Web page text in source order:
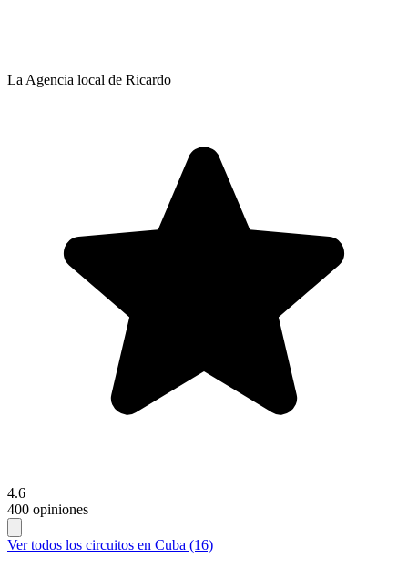
La Agencia local de Ricardo
4.6
400 opiniones
Ver todos los circuitos en Cuba (16)